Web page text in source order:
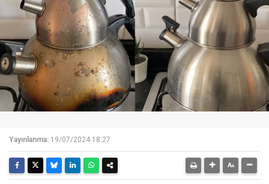
Yayınlanma: 19/07/2024 18:27